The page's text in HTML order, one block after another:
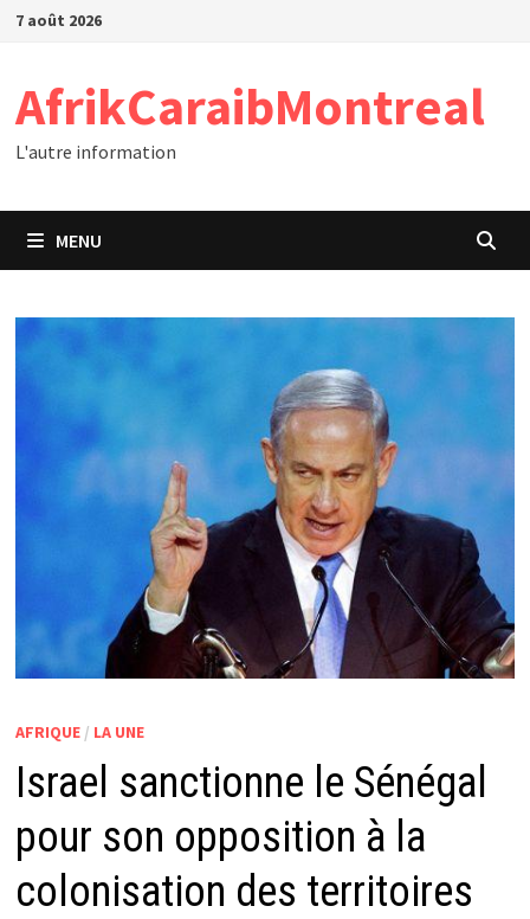
Passer
7 août 2026
AfrikCaraibMontreal
L'autre information
MENU
AFRIQUE/ LA UNE
Israel sanctionne le Sénégal
pour son opposition à la
colonisation des territoires